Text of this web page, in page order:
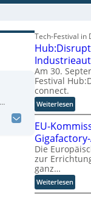
Tech-Festival in
Am 30.
Festival
connect.
Weiterlesen:
H
u
b
:
D
r
EU-
Die
zur
ganz…
Weiterlesen:
E